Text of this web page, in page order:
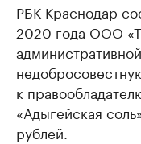
РБК Краснодар
2020 года ООО
к
«Адыгейская
рублей.